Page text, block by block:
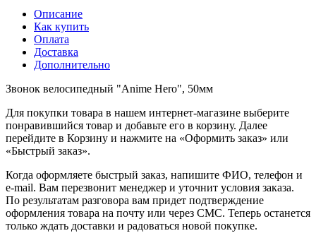
Описание
Как купить
Оплата
Доставка
Дополнительно
Звонок велосипедный "Anime Hero", 50мм
Для покупки товара в нашем интернет-магазине выберите
понравившийся товар и добавьте его в корзину. Далее
перейдите в Корзину и нажмите на «Оформить заказ» или
«Быстрый заказ».
Когда оформляете быстрый заказ, напишите ФИО, телефон и
e-mail. Вам перезвонит менеджер и уточнит условия заказа.
По результатам разговора вам придет подтверждение
оформления товара на почту или через СМС. Теперь останется
только ждать доставки и радоваться новой покупке.